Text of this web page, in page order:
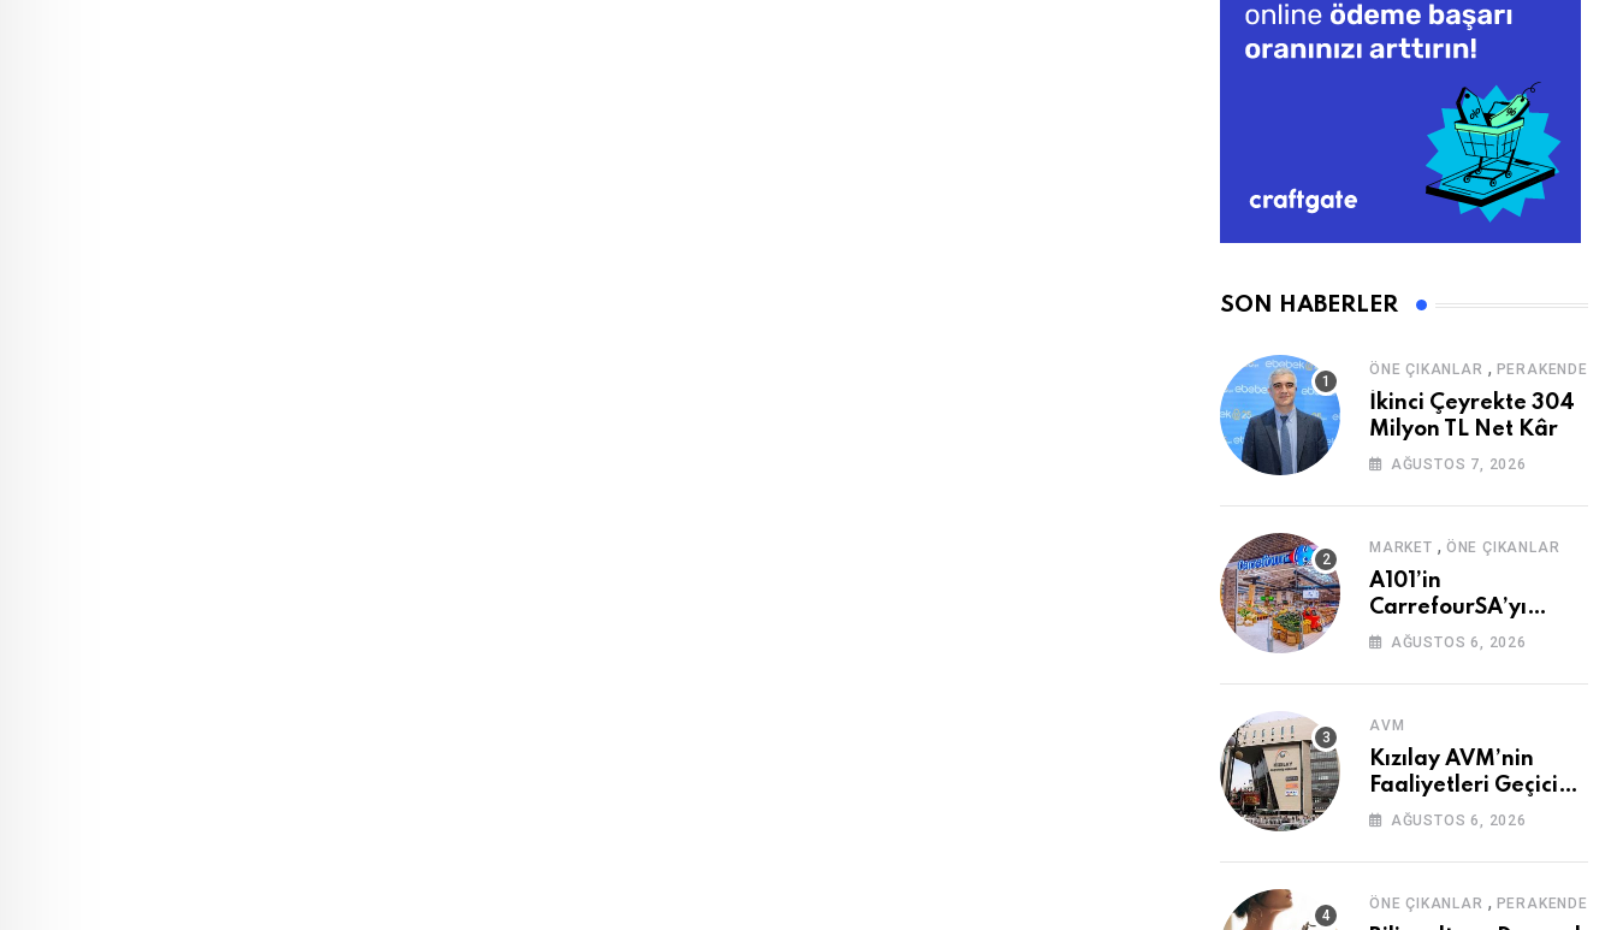
SON HABERLER
ÖNE ÇIKANLAR , PERAKENDE
İkinci Çeyrekte 304
Milyon TL Net Kâr
AĞUSTOS 7, 2026
MARKET , ÖNE ÇIKANLAR
A101’in
CarrefourSA’yı
Devralmasına Şartlı
AĞUSTOS 6, 2026
AVM
Kızılay AVM’nin
Faaliyetleri Geçici
Olarak Durduruldu
AĞUSTOS 6, 2026
ÖNE ÇIKANLAR , PERAKENDE